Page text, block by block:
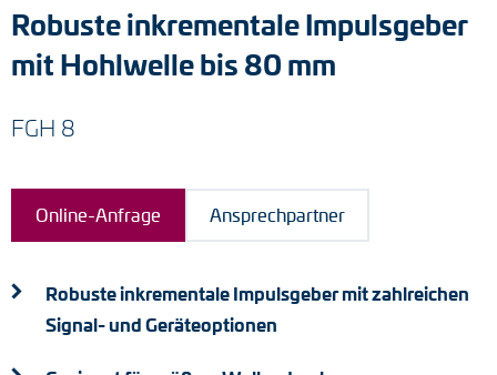
DC Motoren
Robuste inkrementale Impulsgeber
mit Hohlwelle bis 80 mm
FGH 8
Online-Anfrage Ansprechpartner
Robuste inkrementale Impulsgeber mit zahlreichen
Signal- und Geräteoptionen